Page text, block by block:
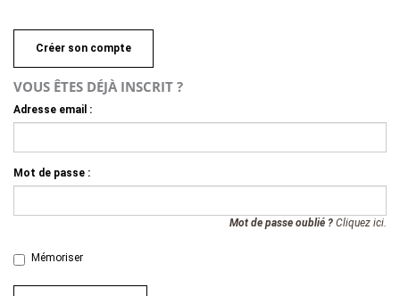
Créer son compte
VOUS ÊTES DÉJÀ INSCRIT ?
Adresse email :
Mot de passe :
Mot de passe oublié ? Cliquez ici.
Mémoriser